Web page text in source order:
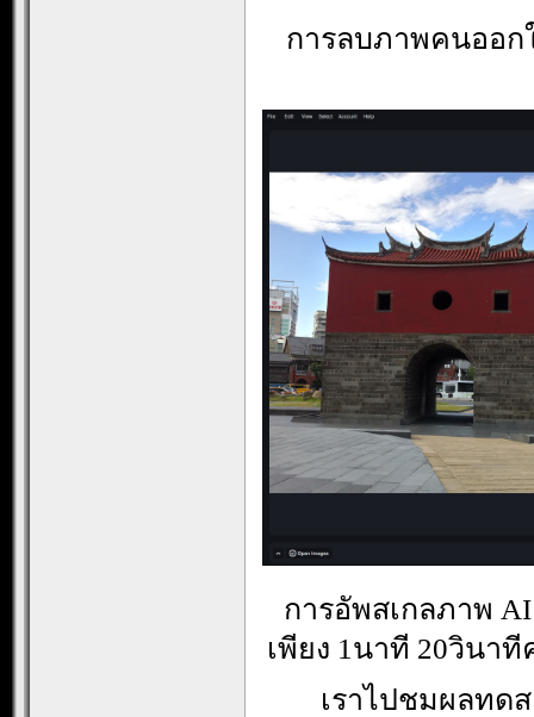
การลบภาพคนออก
การอัพสเกลภาพ
เพียง 1นาที 20วินา
เราไปชมผลทด